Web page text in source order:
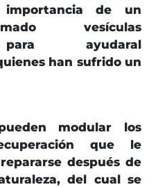
de un
vesículas
para ayudaral
han sufrido un
modular los
que le
después de
del cual se